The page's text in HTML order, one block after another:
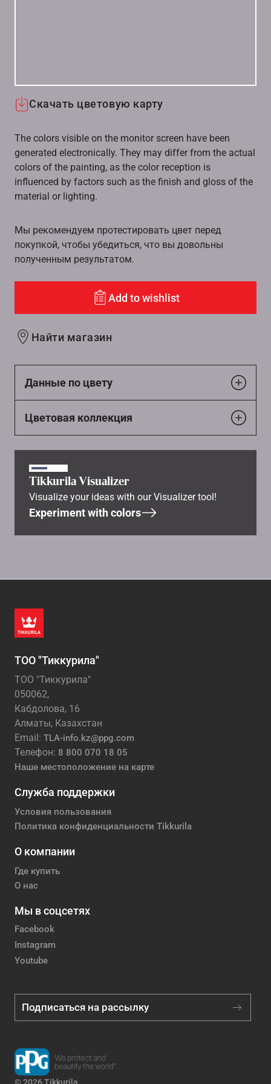
Скачать цветовую карту
The colors visible on the monitor screen have been
generated electronically. They may differ from the actual
colors of the painting, as the color reception is
influenced by factors such as the finish and gloss of the
material or lighting.
Мы рекомендуем протестировать цвет перед
покупкой, чтобы убедиться, что вы довольны
полученным результатом.
Add to wishlist
Найти магазин
Данные по цвету
Цветовая коллекция
Tikkurila Visualizer
Visualize your ideas with our Visualizer tool!
Experiment with colors
ТОО "Тиккурила"
ТОО "Тиккурила"
050062,
Кабдолова, 16
Алматы, Казахстан
Email: TLA-info.kz@ppg.com
Телефон: 8 800 070 18 05
Наше местоположение на карте
Служба поддержки
Условия пользования
Политика конфиденциальности Tikkurila
О компании
Где купить
О нас
Мы в соцсетях
Facebook
Instagram
Youtube
Подписаться на рассылку